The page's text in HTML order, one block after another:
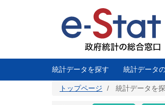
に
統計データを探す 統計データ
トップページ 統計データを